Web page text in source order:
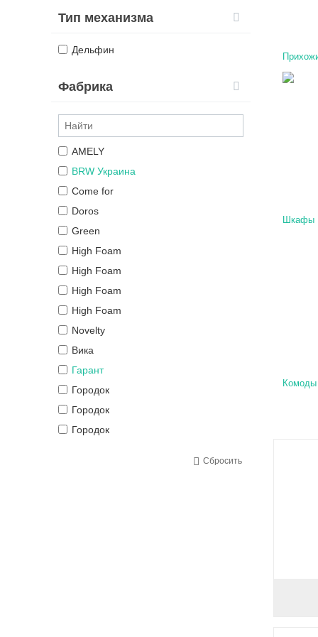
Тип механизма
Дельфин
Фабрика
AMELY
BRW Украина
Come for
Doros
Green
High Foam
High Foam
High Foam
High Foam
Novelty
Вика
Гарант
Городок
Городок
Городок
Сбросить
Шкафы
Комоды